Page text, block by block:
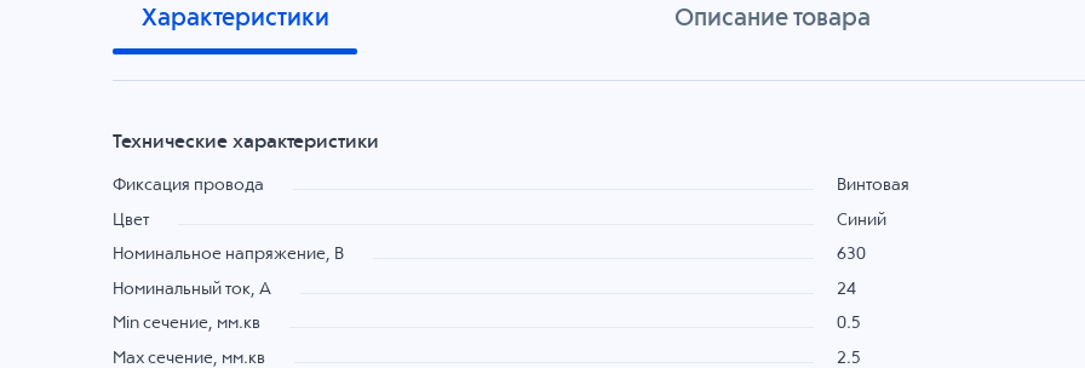
Характеристики Описание товара
Технические характеристики
Фиксация провода Винтовая
Цвет Синий
Номинальное напряжение, B 630
Номинальный ток, А 24
Min сечение, мм.кв 0.5
Max сечение, мм.кв 2.5